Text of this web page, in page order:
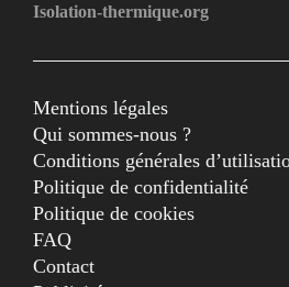
Isolation-thermique.org
Mentions légales
Qui sommes-nous ?
Conditions générales
Politique de confidentialité
Politique de cookies
FAQ
Contact